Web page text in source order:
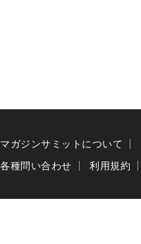
マガジンサミットについて
各種問い合わせ
利用規約